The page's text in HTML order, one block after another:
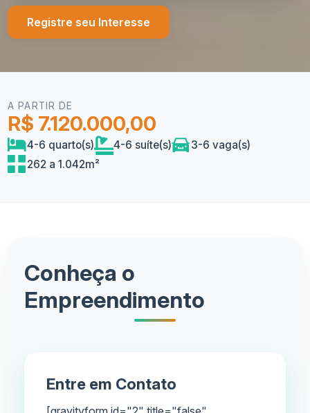
Registre seu Interesse
A PARTIR DE
R$ 7.120.000,00
4-6 quarto(s) 4-6 suíte(s)
3-6 vaga(s)
262 a 1.042m²
Conheça o
Empreendimento
Entre em Contato